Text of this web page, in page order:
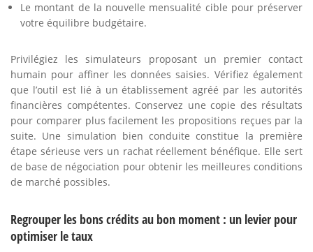
Le montant de la nouvelle mensualité cible pour préserver
votre équilibre budgétaire.
Privilégiez les simulateurs proposant un premier contact
humain pour affiner les données saisies. Vérifiez également
que l’outil est lié à un établissement agréé par les autorités
financières compétentes. Conservez une copie des résultats
pour comparer plus facilement les propositions reçues par la
suite. Une simulation bien conduite constitue la première
étape sérieuse vers un rachat réellement bénéfique. Elle sert
de base de négociation pour obtenir les meilleures conditions
de marché possibles.
Regrouper les bons crédits au bon moment : un levier pour
optimiser le taux